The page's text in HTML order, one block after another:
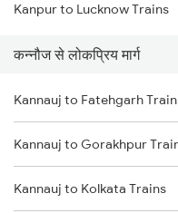
Kannauj to Aligarh Trains
Kannauj to Gorakhpur Trains
Kanpur to Lucknow Trains
कन्नौज से लोकप्रिय मार्ग
Kannauj to Fatehgarh
Kannauj to Gorakhpur
Kannauj to Kolkata Trains